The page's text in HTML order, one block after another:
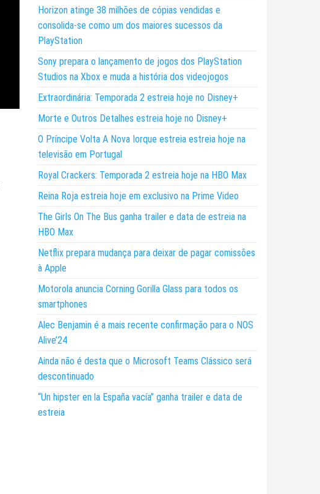
Horizon atinge 38 milhões de cópias vendidas e
consolida-se como um dos maiores sucessos da
PlayStation
Sony prepara o lançamento de jogos dos PlayStation
Studios na Xbox e muda a história dos videojogos
Extraordinária: Temporada 2 estreia hoje no Disney+
Morte e Outros Detalhes estreia hoje no Disney+
O Príncipe Volta A Nova Iorque estreia estreia hoje na
televisão em Portugal
Royal Crackers: Temporada 2 estreia hoje na HBO Max
Reina Roja estreia hoje em exclusivo na Prime Video
The Girls On The Bus ganha trailer e data de estreia na
HBO Max
Netflix prepara mudança para deixar de pagar comissões
à Apple
Motorola anuncia Corning Gorilla Glass para todos os
smartphones
Alec Benjamin é a mais recente confirmação para o NOS
Alive’24
Ainda não é desta que o Microsoft Teams Clássico será
descontinuado
“Un hipster en la España vacía” ganha trailer e data de
estreia